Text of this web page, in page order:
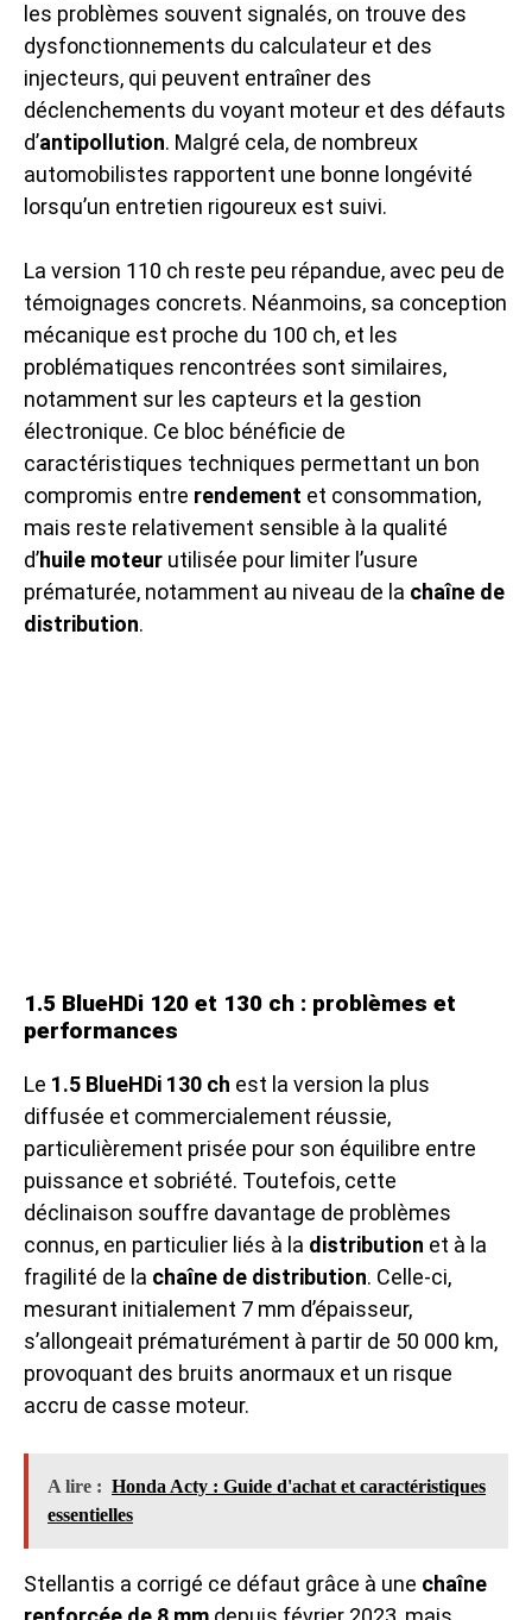
les problèmes souvent signalés, on trouve des
dysfonctionnements du calculateur et des
injecteurs, qui peuvent entraîner des
déclenchements du voyant moteur et des défauts
d’antipollution. Malgré cela, de nombreux
automobilistes rapportent une bonne longévité
lorsqu’un entretien rigoureux est suivi.
La version 110 ch reste peu répandue, avec peu de
témoignages concrets. Néanmoins, sa conception
mécanique est proche du 100 ch, et les
problématiques rencontrées sont similaires,
notamment sur les capteurs et la gestion
électronique. Ce bloc bénéficie de
caractéristiques techniques permettant un bon
compromis entre rendement et consommation,
mais reste relativement sensible à la qualité
d’huile moteur utilisée pour limiter l’usure
prématurée, notamment au niveau de la chaîne de
distribution.
1.5 BlueHDi 120 et 130 ch : problèmes et
performances
Le 1.5 BlueHDi 130 ch est la version la plus
diffusée et commercialement réussie,
particulièrement prisée pour son équilibre entre
puissance et sobriété. Toutefois, cette
déclinaison souffre davantage de problèmes
connus, en particulier liés à la distribution et à la
fragilité de la chaîne de distribution. Celle-ci,
mesurant initialement 7 mm d’épaisseur,
s’allongeait prématurément à partir de 50 000 km,
provoquant des bruits anormaux et un risque
accru de casse moteur.
A lire : Honda Acty : Guide d'achat et caractéristiques
essentielles
Stellantis a corrigé ce défaut grâce à une chaîne